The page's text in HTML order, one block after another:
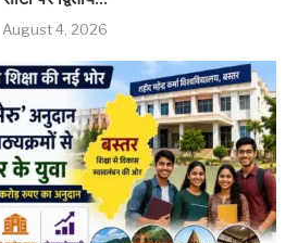
August 4, 2026